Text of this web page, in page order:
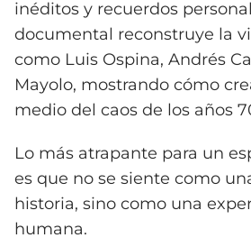
inéditos y recuerdos
documental reconstruye la
como Luis Ospina, Andrés
Mayolo, mostrando cómo
medio del caos de los años
Lo más atrapante para un
es que no se siente como
historia, sino como una
humana.